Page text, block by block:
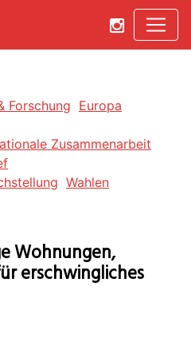
Forschung
Europa
Zusammenarbeit
Wahlen
Wohnungen,
erschwingliches